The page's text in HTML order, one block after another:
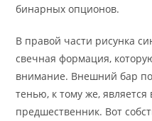
бинарных опционов.
В правой части рисунка
свечная формация,
внимание. Внешний бар
тенью, к тому же,
предшественник. Вот